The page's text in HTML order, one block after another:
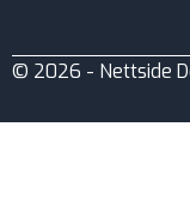
© 2026 - Nettside